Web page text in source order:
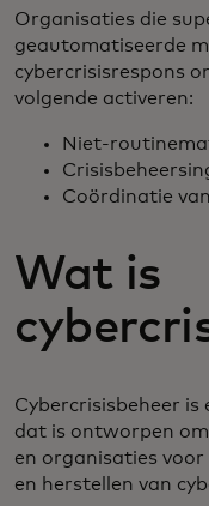
Organisaties die
geautomatiseerde
cybercrisisrespons
volgende activeren:
Niet-
Coördinatie
Wat is
Cybercrisisbeheer
dat is ontworpen
en organisaties
en herstellen van